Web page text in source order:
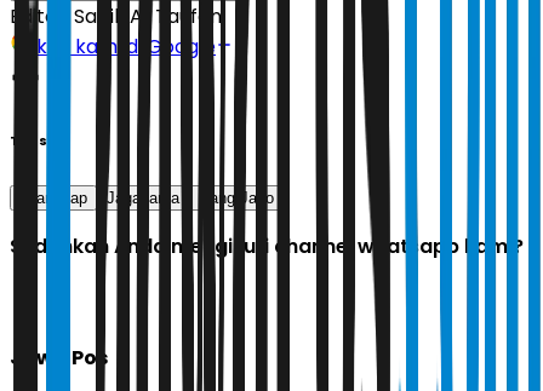
Editor: Sabik Aji Taufan
Ikuti kami di Google
Tags
ditangkap Jagakarsa Bang Jago
Sudahkah Anda mengikuti channel whatsapp kami?
Jawa Pos